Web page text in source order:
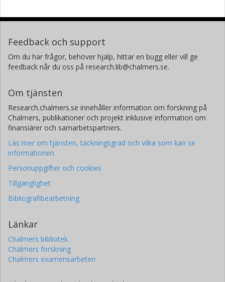
Feedback och support
Om du har frågor, behöver hjälp, hittar en bugg eller vill ge
feedback når du oss på research.lib@chalmers.se.
Om tjänsten
Research.chalmers.se innehåller information om forskning på
Chalmers, publikationer och projekt inklusive information om
finansiärer och samarbetspartners.
Läs mer om tjänsten, täckningsgrad och vilka som kan se
informationen
Personuppgifter och cookies
Tillgänglighet
Bibliografibearbetning
Länkar
Chalmers bibliotek
Chalmers forskning
Chalmers examensarbeten